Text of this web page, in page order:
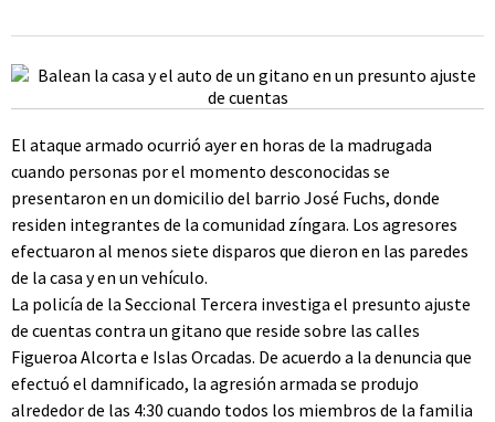
El ataque armado ocurrió ayer en horas de la madrugada
cuando personas por el momento desconocidas se
presentaron en un domicilio del barrio José Fuchs, donde
residen integrantes de la comunidad zíngara. Los agresores
efectuaron al menos siete disparos que dieron en las paredes
de la casa y en un vehículo.
La policía de la Seccional Tercera investiga el presunto ajuste
de cuentas contra un gitano que reside sobre las calles
Figueroa Alcorta e Islas Orcadas. De acuerdo a la denuncia que
efectuó el damnificado, la agresión armada se produjo
alrededor de las 4:30 cuando todos los miembros de la familia